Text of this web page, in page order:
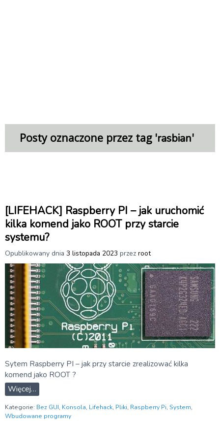
Posty oznaczone przez tag 'rasbian'
[LIFEHACK] Raspberry PI – jak uruchomić
kilka komend jako ROOT przy starcie
systemu?
Opublikowany dnia 3 listopada 2023 przez root
Sytem Raspberry PI – jak przy starcie zrealizować kilka
komend jako ROOT ?
Więcej…
Kategorie: Bez GUI, Konsola, Lifehack, Pliki, Raspberry Pi, System,
Wbudowane programy